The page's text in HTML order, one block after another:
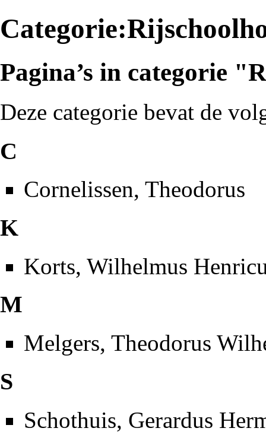
Pagina’s in categorie
Deze categorie bevat de
C
Cornelissen, Theodorus
K
Korts, Wilhelmus
M
Melgers, Theodorus
S
Schothuis, Gerardus